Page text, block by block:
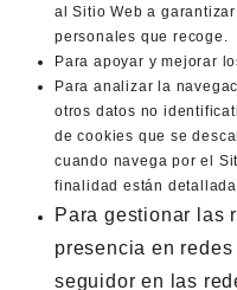
al Sitio Web a
personales que recoge.
Para apoyar y mejorar
Para analizar la
otros datos no
de cookies que se
cuando navega por el
finalidad están
Para gestionar las
presencia en
seguidor en las